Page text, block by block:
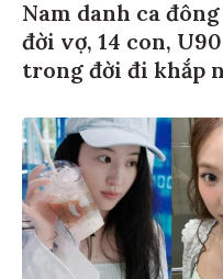
Nam danh ca
đời vợ, 14 con,
trong đời đi khắp